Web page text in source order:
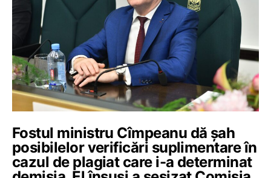
Fostul ministru Cîmpeanu dă șah
posibilelor verificări suplimentare în
cazul de plagiat care i-a determinat